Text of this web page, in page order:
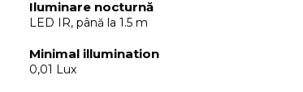
Iluminare nocturnă
LED IR, până la 1.5 m
Minimal illumination
0,01 Lux